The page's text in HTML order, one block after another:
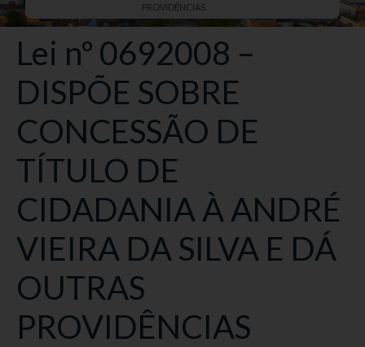
PROVIDÊNCIAS
Lei nº 0692008 –
DISPÕE SOBRE
CONCESSÃO DE
TÍTULO DE
CIDADANIA À ANDRÉ
VIEIRA DA SILVA E DÁ
OUTRAS
PROVIDÊNCIAS